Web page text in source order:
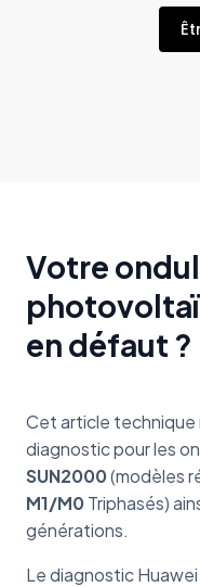
Votre
en défaut ?
Cet article technique
diagnostic pour les
SUN2000(modèles
M1/M0 Triphasés)
générations.
Le diagnostic